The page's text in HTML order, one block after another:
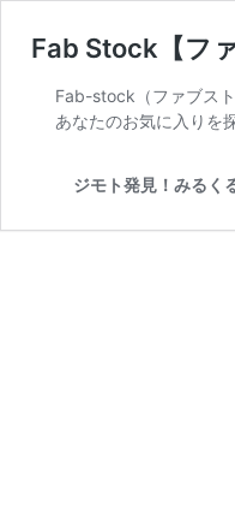
Fab Stock【フ
Fab-stock（ファブス
あなたのお気に入りを
ジモト発見！みるく